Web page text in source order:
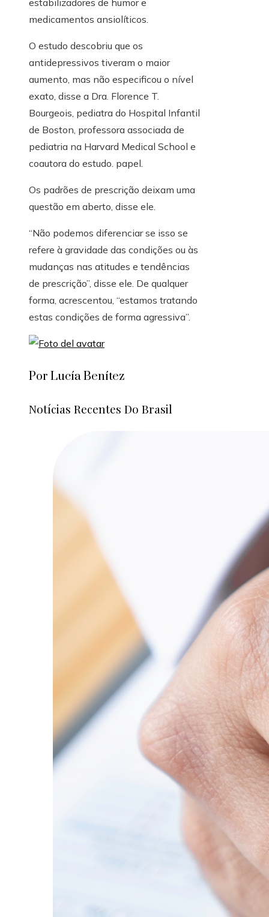
medicamentos ansiolíticos.
O estudo descobriu que os
antidepressivos tiveram o maior
aumento, mas não especificou o nível
exato, disse a Dra. Florence T.
Bourgeois, pediatra do Hospital Infantil
de Boston, professora associada de
pediatria na Harvard Medical School e
coautora do estudo. papel.
Os padrões de prescrição deixam uma
questão em aberto, disse ele.
“Não podemos diferenciar se isso se
refere à gravidade das condições ou às
mudanças nas atitudes e tendências
de prescrição”, disse ele. De qualquer
forma, acrescentou, “estamos tratando
estas condições de forma agressiva”.
Por Lucía Benítez
Notícias Recentes Do Brasil